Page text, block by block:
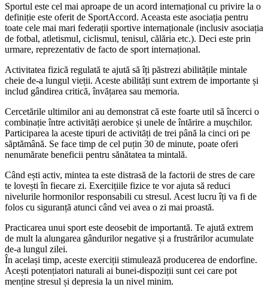
Sportul este cel mai aproape de un acord internațional cu privire la o
definiție este oferit de SportAccord. Aceasta este asociația pentru
toate cele mai mari federații sportive internaționale (inclusiv asociația
de fotbal, atletismul, ciclismul, tenisul, călăria etc.). Deci este prin
urmare, reprezentativ de facto de sport internațional.
Activitatea fizică regulată te ajută să îți păstrezi abilitățile mintale
cheie de-a lungul vieții. Aceste abilități sunt extrem de importante și
includ gândirea critică, învățarea sau memoria.
Cercetările ultimilor ani au demonstrat că este foarte util să încerci o
combinație între activități aerobice și unele de întărire a mușchilor.
Participarea la aceste tipuri de activități de trei până la cinci ori pe
săptămână. Se face timp de cel puțin 30 de minute, poate oferi
nenumărate beneficii pentru sănătatea ta mintală.
Când ești activ, mintea ta este distrasă de la factorii de stres de care
te lovești în fiecare zi. Exercițiile fizice te vor ajuta să reduci
nivelurile hormonilor responsabili cu stresul. Acest lucru îți va fi de
folos cu siguranță atunci când vei avea o zi mai proastă.
Practicarea unui sport este deosebit de importantă. Te ajută extrem
de mult la alungarea gândurilor negative și a frustrărilor acumulate
de-a lungul zilei.
În același timp, aceste exerciții stimulează producerea de endorfine.
Acești potențiatori naturali ai bunei-dispoziții sunt cei care pot
menține stresul și depresia la un nivel minim.